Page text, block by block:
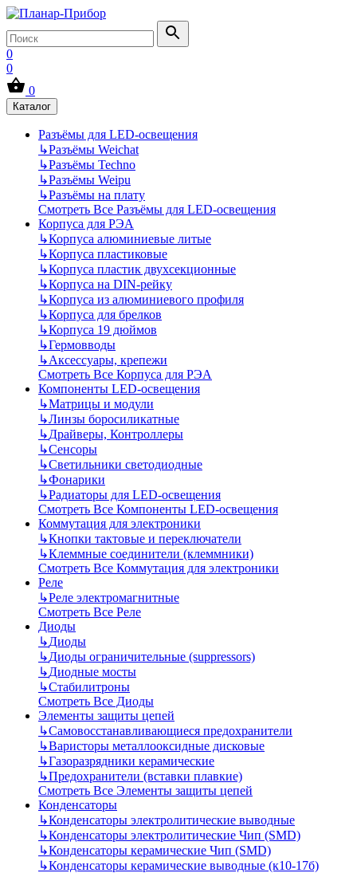
0
0
0
Каталог
Разъёмы для LED-освещения
↳Разъёмы Weichat
↳Разъёмы Techno
↳Разъёмы Weipu
↳Разъёмы на плату
Смотреть Все Разъёмы для LED-освещения
Корпуса для РЭА
↳Корпуса алюминиевые литые
↳Корпуса пластиковые
↳Корпуса пластик двухсекционные
↳Корпуса на DIN-рейку
↳Корпуса из алюминиевого профиля
↳Корпуса для брелков
↳Корпуса 19 дюймов
↳Гермовводы
↳Аксессуары, крепежи
Смотреть Все Корпуса для РЭА
Компоненты LED-освещения
↳Матрицы и модули
↳Линзы боросиликатные
↳Драйверы, Контроллеры
↳Сенсоры
↳Светильники светодиодные
↳Фонарики
↳Радиаторы для LED-освещения
Смотреть Все Компоненты LED-освещения
Коммутация для электроники
↳Кнопки тактовые и переключатели
↳Клеммные соединители (клеммники)
Смотреть Все Коммутация для электроники
Реле
↳Реле электромагнитные
Смотреть Все Реле
Диоды
↳Диоды
↳Диоды ограничительные (suppressors)
↳Диодные мосты
↳Стабилитроны
Смотреть Все Диоды
Элементы защиты цепей
↳Самовосстанавливающиеся предохранители
↳Варисторы металлооксидные дисковые
↳Газоразрядники керамические
↳Предохранители (вставки плавкие)
Смотреть Все Элементы защиты цепей
Конденсаторы
↳Конденсаторы электролитические выводные
↳Конденсаторы электролитические Чип (SMD)
↳Конденсаторы керамические Чип (SMD)
↳Конденсаторы керамические выводные (к10-17б)